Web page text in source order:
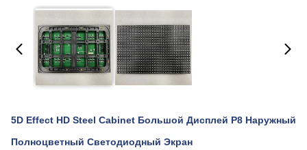
5D Effect HD Steel Cabinet Большой Дисплей P8 Наружный
Полноцветный Светодиодный Экран